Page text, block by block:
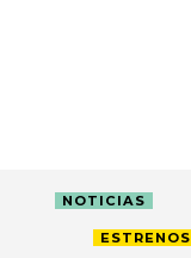
NOTICIAS
ESTRENOS